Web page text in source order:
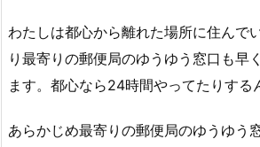
わたしは都心から離れた場所に住んで
り最寄りの郵便局のゆうゆう窓口も早
ます。都心なら24時間やってたりする
あらかじめ最寄りの郵便局のゆうゆう